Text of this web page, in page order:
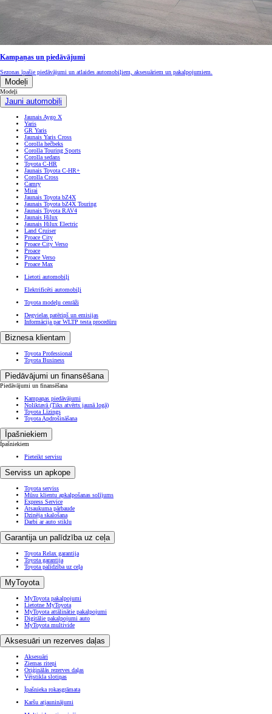
Kampaņas un piedāvājumi
Sezonas īpašie piedāvājumi un atlaides automobiļiem, aksesuāriem un pakalpojumiem.
Modeļi
Modeļi
Jauni automobiļi
Jaunais Aygo X
Yaris
GR Yaris
Jaunais Yaris Cross
Corolla hečbeks
Corolla Touring Sports
Corolla sedans
Toyota C-HR
Jaunais Toyota C-HR+
Corolla Cross
Camry
Mirai
Jaunais Toyota bZ4X
Jaunais Toyota bZ4X Touring
Jaunais Toyota RAV4
Jaunais Hilux
Jaunais Hilux Electric
Land Cruiser
Proace City
Proace City Verso
Proace
Proace Verso
Proace Max
Lietoti automobiļi
Elektrificēti automobiļi
Toyota modeļu cenrāži
Degvielas patēriņš un emisijas
Informācija par WLTP testa procedūru
Biznesa klientam
Toyota Professional
Toyota Business
Piedāvājumi un finansēšana
Piedāvājumi un finansēšana
Kampaņas piedāvājumi
Noliktavā (Tiks atvērts jaunā logā)
Toyota Līzings
Toyota Apdrošināšana
Īpašniekiem
Īpašniekiem
Pieteikt servisu
Serviss un apkope
Toyota serviss
Mūsu klientu apkalpošanas solījums
Express Service
Atsaukuma pārbaude
Dzinēja skalošana
Darbi ar auto stiklu
Garantija un palīdzība uz ceļa
Toyota Relax garantija
Toyota garantija
Toyota palīdzība uz ceļa
MyToyota
MyToyota pakalpojumi
Lietotne MyToyota
MyToyota attālinātie pakalpojumi
Digitālie pakalpojumi auto
MyToyota multivide
Aksesuāri un rezerves daļas
Aksesuāri
Ziemas riteņi
Oriģinālās rezerves daļas
Vējstikla slotiņas
Īpašnieka rokasgrāmata
Karšu atjauninājumi